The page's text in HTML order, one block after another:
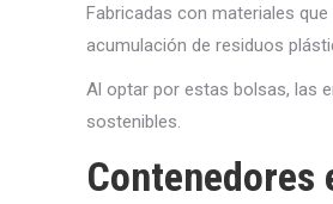
Fabricadas con materiales
acumulación de residuos
Al optar por estas bolsas, las
sostenibles.